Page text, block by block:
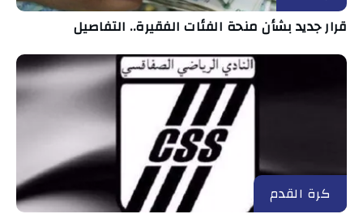
قرار جديد بشأن منحة الفئات الفقيرة.. التفاصيل
كرة القدم